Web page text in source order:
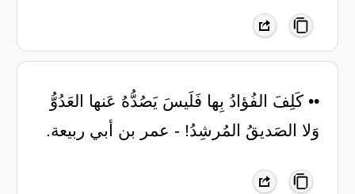
•• كَلِفَ الفُؤادُ بِها فَلَيسَ يَصُدُّهُ عَنها العَدُوُّ
وَلا الصَديقُ المُرشِدُ! - عمر بن أبي ربيعة.